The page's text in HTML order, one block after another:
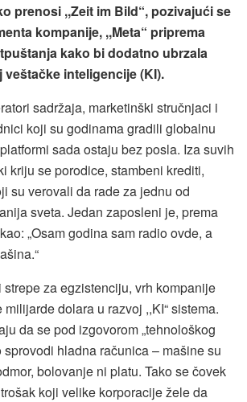
prenosi ,,Zeit im Bild“, pozivajući se
kompanije, ,,Meta“ priprema
kako bi dodatno ubrzala
veštačke inteligencije (KI).
sadržaja, marketinški stručnjaci i
koji su godinama gradili globalnu
sada ostaju bez posla. Iza suvih
kriju se porodice, stambeni krediti,
su verovali da rade za jednu od
sveta. Jedan zaposleni je, prema
„Osam godina sam radio ovde, a
za egzistenciju, vrh kompanije
dolara u razvoj ,,KI“ sistema.
da se pod izgovorom „tehnološkog
sprovodi hladna računica – mašine su
bolovanje ni platu. Tako se čovek
koji velike korporacije žele da